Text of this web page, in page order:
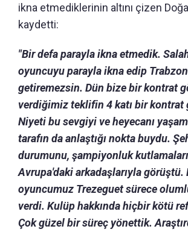
ikna etmediklerinin altını çizen
kaydetti:
"Bir defa parayla ikna etmedik.
oyuncuyu parayla ikna edip
getiremezsin. Dün bize bir kontrat
verdiğimiz teklifin 4 katı bir kontrat
Niyeti bu sevgiyi ve heyecanı
tarafın da anlaştığı nokta buydu.
durumunu, şampiyonluk
Avrupa'daki arkadaşlarıyla görüştü.
oyuncumuz Trezeguet sürece
verdi. Kulüp hakkında hiçbir kötü
Çok güzel bir süreç yönettik.